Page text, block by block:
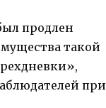
продлен
такой
при